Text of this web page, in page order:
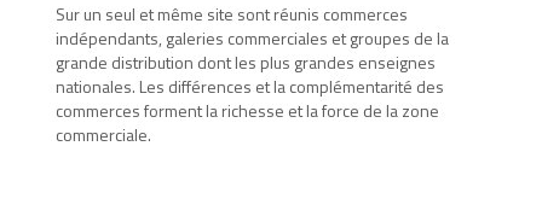
Sur un seul et même site sont réunis commerces
indépendants, galeries commerciales et groupes de la
grande distribution dont les plus grandes enseignes
nationales. Les différences et la complémentarité des
commerces forment la richesse et la force de la zone
commerciale.